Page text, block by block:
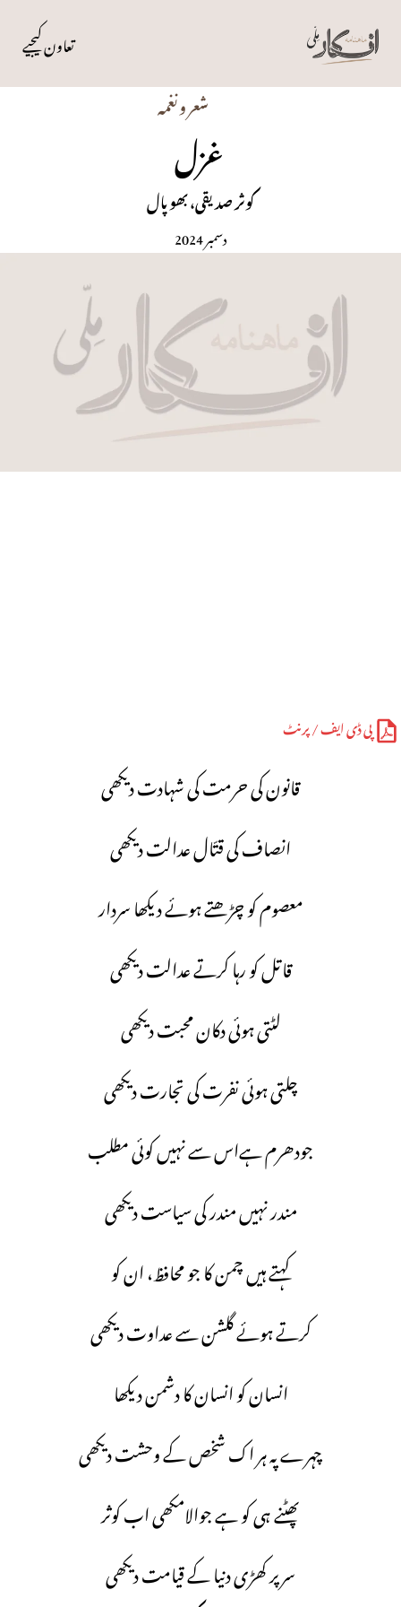
تعاون کیجیے
شعر و نغمہ
غزل
کوثر صدیقی، بھوپال
دسمبر 2024
پی ڈی ایف / پرنٹ
قانون کی حرمت کی شہادت دیکھی
انصاف کی قتّال عدالت دیکھی
معصوم کو چڑھتے ہوئے دیکھا سردار
قاتل کو رہا کرتے عدالت دیکھی
لٹتی ہوئی دکان محبت دیکھی
چلتی ہوئی نفرت کی تجارت دیکھی
جودھرم ہےاس سے نہیں کوئی مطلب
مندر نہیں مندر کی سیاست دیکھی
کہتے ہیں چمن کا جو محافظ، ان کو
کرتے ہوئے گلشن سے عداوت دیکھی
انسان کو انسان کا دشمن دیکھا
چہرے پہ ہر اک شخص کے وحشت دیکھی
پھٹنے ہی کو ہے جوالامکھی اب کوثر
سرپر کھڑی دنیا کے قیامت دیکھی